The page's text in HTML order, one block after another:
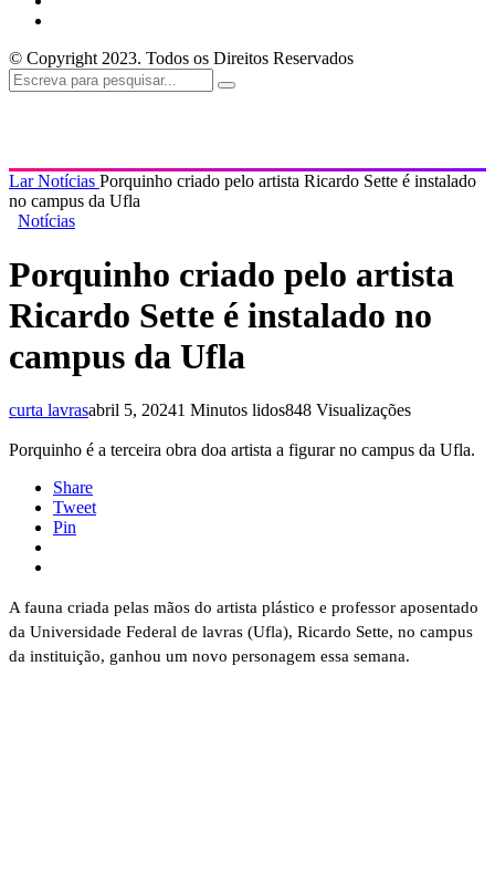
© Copyright 2023. Todos os Direitos Reservados
LarNotícias Porquinho criado pelo artista Ricardo Sette é instalado
no campus da Ufla
Notícias
Porquinho criado pelo artista
Ricardo Sette é instalado no
campus da Ufla
curta lavrasabril 5, 20241 Minutos lidos848 Visualizações
Porquinho é a terceira obra doa artista a figurar no campus da Ufla.
Share
Tweet
Pin
A fauna criada pelas mãos do artista plástico e professor aposentado
da Universidade Federal de lavras (Ufla), Ricardo Sette, no campus
da instituição, ganhou um novo personagem essa semana.